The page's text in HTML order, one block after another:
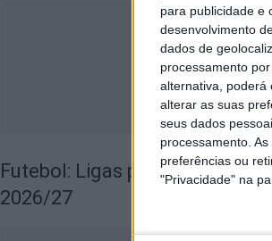
para publicidade e
desenvolvimento
dados de
processamento
alternativa, poderá
alterar as suas
seus dados
processamento.
preferências ou
"Privacidade" na
Futebol: Ligas profissionais
2026/27